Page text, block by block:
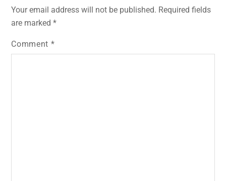
Your email address will not be published. Required fields
are marked*
Comment *